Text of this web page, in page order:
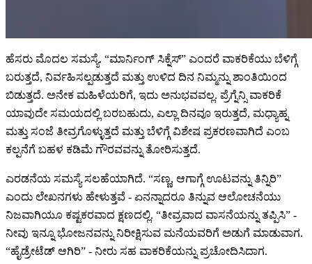
ಹೆಸರು ಮೊದಲ ಸಮಸ್ಯೆ. “ಮಾರ್ನಿಂಗ್ ಸಿಕ್ನೆಸ್” ಎಂದರೆ ವಾಕರಿಕೆಯು ಬೆಳಿಗ್ಗೆ
ಬರುತ್ತದೆ, ನಿರ್ವಹಿಸಲ್ಪಡುತ್ತದೆ ಮತ್ತು ಉಳಿದ ದಿನ ನಿಮ್ಮನ್ನು ಶಾಂತಿಯಿಂದ
ಬಿಡುತ್ತದೆ. ಅನೇಕ ಮಹಿಳೆಯರಿಗೆ, ಇದು ಅನುಭವವಲ್ಲ. ಪ್ರೆಗ್ನೆನ್ಸಿ ವಾಕರಿಕೆ
ಯಾವುದೇ ಸಮಯದಲ್ಲಿ ಬರಬಹುದು, ಎಲ್ಲಾ ದಿನವೂ ಇರುತ್ತದೆ, ಮಧ್ಯಾಹ್ನ
ಮತ್ತು ಸಂಜೆ ತೀವ್ರಗೊಳ್ಳುತ್ತದೆ ಮತ್ತು ಬೆಳಿಗ್ಗೆ ವಿಶೇಷ ಪ್ರಕರಣವಾಗಿದೆ ಎಂಬ
ಕಲ್ಪನೆಗೆ ಬಹಳ ಕಡಿಮೆ ಗೌರವವನ್ನು ತೋರಿಸುತ್ತದೆ.
ಎರಡನೆಯ ಸಮಸ್ಯೆ ಸಲಹೆಯಾಗಿದೆ. “ಸಣ್ಣ, ಆಗಾಗ್ಗೆ ಊಟವನ್ನು ತಿನ್ನಿರಿ”
ಎಂದು ಲೇಖನಗಳು ಹೇಳುತ್ತವೆ - ಏನನ್ನಾದರೂ ತಿನ್ನುವ ಆಲೋಚನೆಯು
ನಿಜವಾಗಿಯೂ ಕಷ್ಟಕರವಾದ ಕ್ಷಣದಲ್ಲಿ. “ತೀವ್ರವಾದ ವಾಸನೆಯನ್ನು ತಪ್ಪಿಸಿ” -
ನೀವು ಇನ್ನೂ ಭೋಜನವನ್ನು ನಿರೀಕ್ಷಿಸುವ ಮನೆಯವರಿಗೆ ಅಡುಗೆ ಮಾಡುವಾಗ.
“ಹೈಡ್ರೇಟೆಡ್ ಆಗಿರಿ” - ನೀರು ಸಹ ವಾಕರಿಕೆಯನ್ನು ಪ್ರಚೋದಿಸಿದಾಗ.